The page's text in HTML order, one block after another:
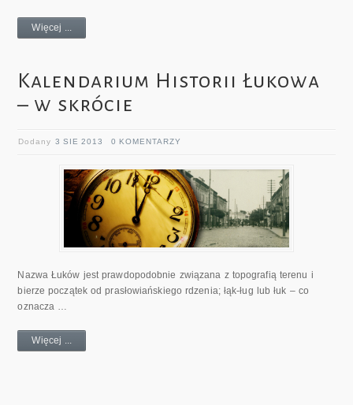
Więcej ...
Kalendarium Historii Łukowa
– w skrócie
Dodany3 SIE 2013 0 KOMENTARZY
Nazwa Łuków jest prawdopodobnie związana z topografią terenu i
bierze początek od prasłowiańskiego rdzenia; łąk-ług lub łuk – co
oznacza …
Więcej ...